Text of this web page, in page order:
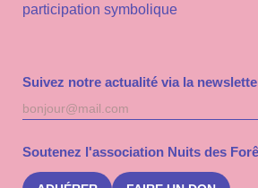
participation symbolique
Suivez notre actualité via la
Adresse
mail
Soutenez l'association Nuits des